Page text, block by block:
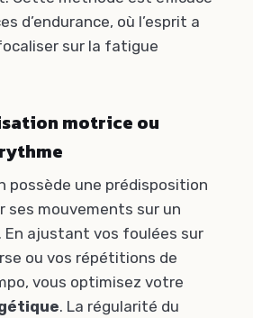
d’endurance, où l’esprit a
sur la fatigue
motrice ou
possède une prédisposition
ses mouvements sur un
En ajustant vos foulées sur
ou vos répétitions de
vous optimisez votre
. La régularité du